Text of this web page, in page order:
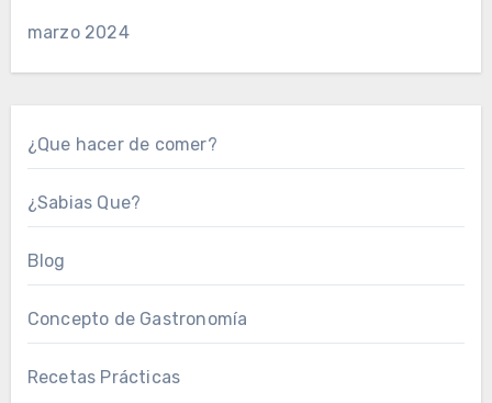
marzo 2024
¿Que hacer de comer?
¿Sabias Que?
Blog
Concepto de Gastronomía
Recetas Prácticas